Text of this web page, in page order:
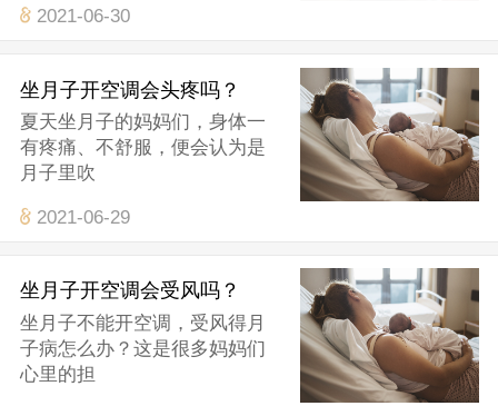
2021-06-30
坐月子开空调会头疼吗？
夏天坐月子的妈妈们，身体一
有疼痛、不舒服，便会认为是
月子里吹
2021-06-29
坐月子开空调会受风吗？
坐月子不能开空调，受风得月
子病怎么办？这是很多妈妈们
心里的担